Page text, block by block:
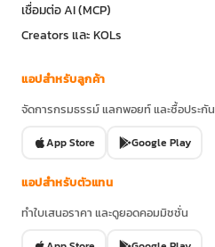
เชื่อมต่อ AI (MCP)
Creators และ KOLs
แอปสำหรับลูกค้า
จัดการกรมธรรม์ แลกพอยท์ และซื้อประกัน
App Store Google Play
แอปสำหรับตัวแทน
ทำใบเสนอราคา และดูยอดคอมมิชชั่น